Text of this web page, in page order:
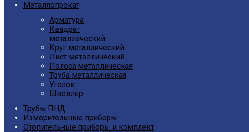
Металлопрокат
Арматура
Квадрат
металлический
Круг металлический
Лист металлический
Полоса металлическая
Труба металлическая
Уголок
Швеллер
Трубы ПНД
Измерительные приборы
Отопительные приборы и комплект